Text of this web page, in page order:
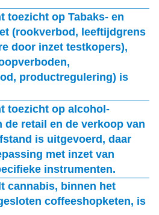
toezicht op Tabaks- en
(rookverbod, leeftijdgrens
door inzet testkopers),
productregulering) is
leeftijdgrens
op de naleving van de
en aanverwante producten
gecontinueerd op basis van
enhotspotsnaar aanleiding
(plekken waar veel jongeren kunnen
we onder andere testkopers
toezicht op alcohol-
de retail en de verkoop van
is uitgevoerd, daar
met inzet van
instrumenten.
te hoge prijsacties in de retail en bij
bij online verkoop, wordt gefocust
cannabis, binnen het
coffeeshopketen, is